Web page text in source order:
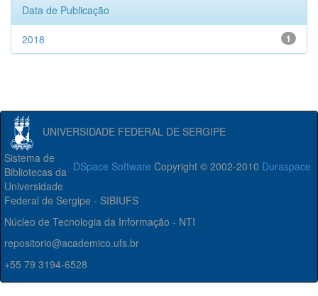
Data de Publicação
1
2018
UNIVERSIDADE FEDERAL DE SERGIPE
DSpace Software Copyright © 2002-2010 Duraspace
Sistema de
Bibliotecas da
Universidade
Federal de Sergipe - SIBIUFS
Núcleo de Tecnologia da Informação - NTI
repositorio@academico.ufs.br
+55 79 3194-6528